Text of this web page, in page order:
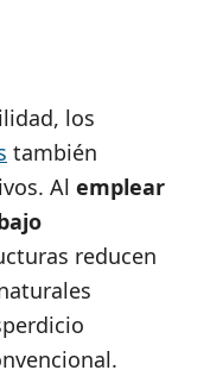
los
también
Al emplear
reducen